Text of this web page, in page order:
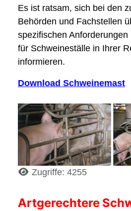
Es ist ratsam, sich bei den
Behörden und Fachstellen
spezifischen Anforderungen
für Schweineställe in Ihrer
informieren.
Download Schweinemast
DetailsZugriffe: 4255
Artgerechtere